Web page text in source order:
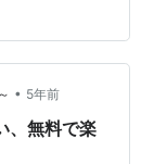
hについての
ト 1.4
秒 ミト 1.4
• 5年前
、無料で楽